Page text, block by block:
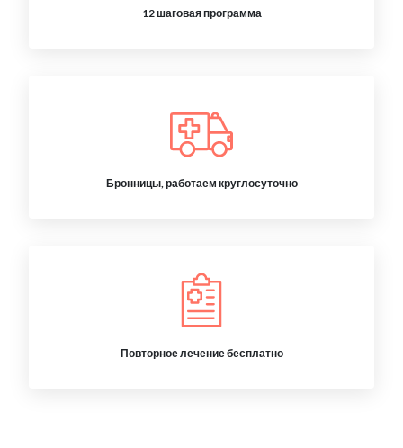
12 шаговая программа
Бронницы, работаем круглосуточно
Повторное лечение бесплатно